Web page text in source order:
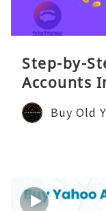
Step-by-
Accounts
Buy Old